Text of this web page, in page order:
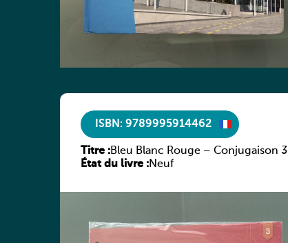
ISBN: 9789995914462
Titre :Bleu Blanc Rouge – Conjugaison 3
État du livre :Neuf